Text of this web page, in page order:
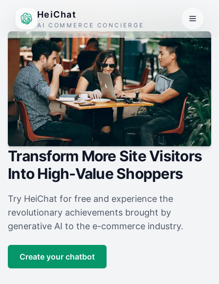
HeiChat
AI COMMERCE CONCIERGE
Transform More Site Visitors
Into High-Value Shoppers
Try HeiChat for free and experience the
revolutionary achievements brought by
generative AI to the e-commerce industry.
Create your chatbot